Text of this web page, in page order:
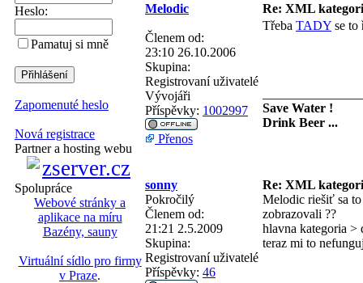
Heslo:
Pamatuj si mně
Zapomenuté heslo
Nová registrace
Partner a hosting webu
Spolupráce
Webové stránky a
aplikace na míru
Bazény, sauny
Virtuální sídlo pro firmy
v Praze.
Melodic Re: XML
Členem od:
23:10 26.10.2006
Skupina:
Registrovaní uživatelé
Vývojáři
Příspěvky: 1002997
Třeba TADY se to
Save Water !
Drink Beer ...
Přenos
sonny
Re: XML
Pokročilý
Členem od:
21:21 2.5.2009
Skupina:
Registrovaní uživatelé
Příspěvky: 46
Melodic riešiť sa
zobrazovali ??
hlavna kategoria >
teraz mi to